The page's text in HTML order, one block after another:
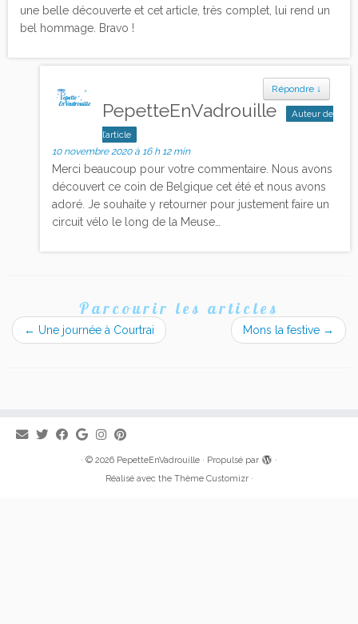
une belle découverte et cet article, très complet, lui rend un
bel hommage. Bravo !
Répondre ↓
PepetteEnVadrouille
Auteur de
l’article
10 novembre 2020 à 16 h 12 min
Merci beaucoup pour votre commentaire. Nous avons
découvert ce coin de Belgique cet été et nous avons
adoré. Je souhaite y retourner pour justement faire un
circuit vélo le long de la Meuse…
Parcourir les articles
← Une journée à Courtrai Mons la festive →
· © 2026 PepetteEnVadrouille · Propulsé par
·
Réalisé avec the Thème Customizr·